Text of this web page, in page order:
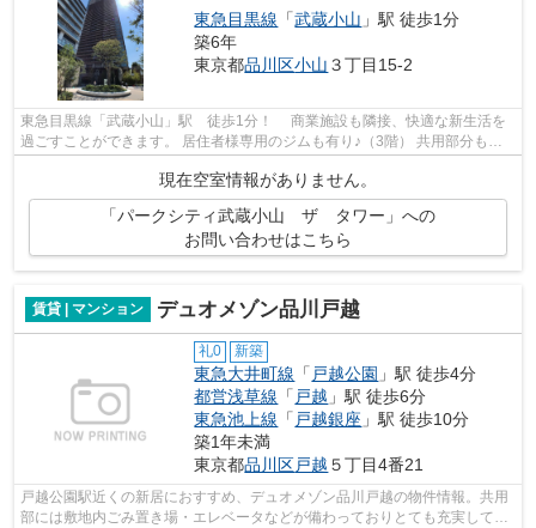
東急目黒線 「武蔵小山 」駅 徒歩1分
築6年
東京都品川区小山 ３丁目15-2
東急目黒線「武蔵小山」駅 徒歩1分！ 商業施設も隣接、快適な新生活を
過ごすことができます。 居住者様専用のジムも有り♪（3階） 共用部分も気
品がある心安らぐ空間です。 ペット...
現在空室情報がありません。
「パークシティ武蔵小山 ザ タワー」への
お問い合わせはこちら
賃貸 | マンション デュオメゾン品川戸越
礼0 新築
東急大井町線 「 戸越公園 」駅 徒歩4分
都営浅草線 「 戸越 」駅 徒歩6分
東急池上線 「 戸越銀座 」駅 徒歩10分
築1年未満
東京都品川区戸越 ５丁目4番21
戸越公園駅近くの新居におすすめ、デュオメゾン品川戸越の物件情報。共用
部には敷地内ごみ置き場・エレベータなどが備わっておりとても充実してい